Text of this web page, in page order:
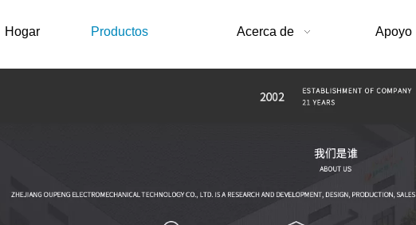
Hogar Productos Acerca de Apoyo